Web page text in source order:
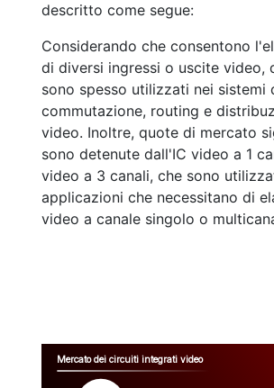
descritto come segue:
Considerando che consentono
di diversi ingressi o uscite video,
sono spesso utilizzati nei sistemi
commutazione, routing e
video. Inoltre, quote di mercato
sono detenute dall'IC video a 1
video a 3 canali, che sono
applicazioni che necessitano di
video a canale singolo o
Mercato dei circuiti integrati video